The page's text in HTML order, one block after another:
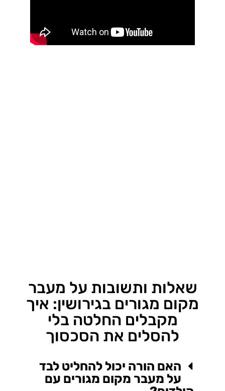
שאלות ותשובות על מעבר
מקום מגורים בגירושין: איך
מקבלים החלטה בלי
להסלים את הסכסוך
האם הורה יכול להחליט לבד
על מעבר מקום מגורים עם